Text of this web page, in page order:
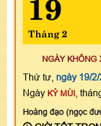
Tháng 2
NGÀY KHÔNG
Thứ tư, ngày 19/
Ngày KỶ MÙI ,
Hoàng đạo (ngọc